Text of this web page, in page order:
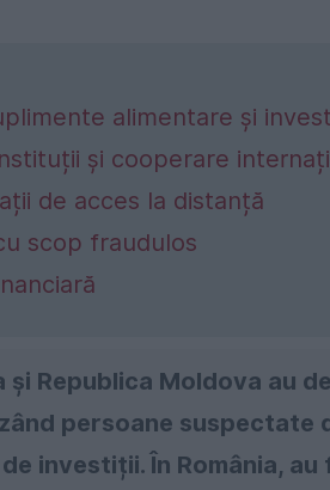
alimentare și
și cooperare
de acces la distanță
scop fraudulos
și Republica Moldova au
persoane suspectate
investiții. În România,